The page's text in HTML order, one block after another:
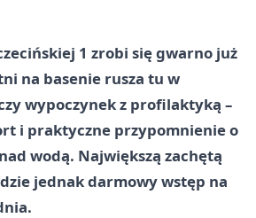
1 zrobi się gwarno już
na basenie rusza tu w
wypoczynek z profilaktyką –
i praktyczne przypomnienie o
wodą. Największą zachętą
jednak darmowy wstęp na